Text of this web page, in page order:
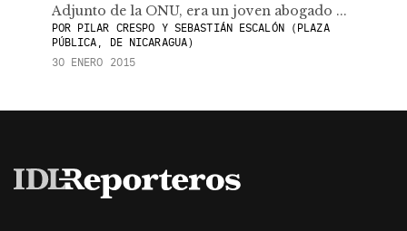
Adjunto de la ONU, era un joven abogado ...
PORPILAR CRESPO Y SEBASTIÁN ESCALÓN (PLAZA
PÚBLICA, DE NICARAGUA)
30 ENERO 2015